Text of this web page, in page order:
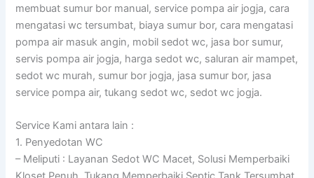
membuat sumur bor manual, service pompa air jogja, cara
mengatasi wc tersumbat, biaya sumur bor, cara mengatasi
pompa air masuk angin, mobil sedot wc, jasa bor sumur,
servis pompa air jogja, harga sedot wc, saluran air mampet,
sedot wc murah, sumur bor jogja, jasa sumur bor, jasa
service pompa air, tukang sedot wc, sedot wc jogja.
Service Kami antara lain :
1. Penyedotan WC
– Meliputi : Layanan Sedot WC Macet, Solusi Memperbaiki